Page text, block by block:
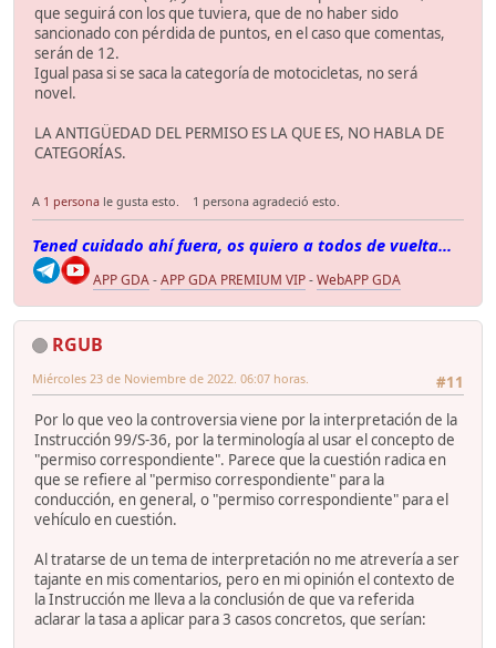
que seguirá con los que tuviera, que de no haber sido
sancionado con pérdida de puntos, en el caso que comentas,
serán de 12.
Igual pasa si se saca la categoría de motocicletas, no será
novel.
LA ANTIGÜEDAD DEL PERMISO ES LA QUE ES, NO HABLA DE
CATEGORÍAS.
A 1 persona le gusta esto. 1 persona agradeció esto.
Tened cuidado ahí fuera, os quiero a todos de vuelta...
APP GDA-APP GDA PREMIUM VIP-WebAPP GDA
RGUB
#11
Miércoles 23 de Noviembre de 2022. 06:07 horas.
Por lo que veo la controversia viene por la interpretación de la
Instrucción 99/S-36, por la terminología al usar el concepto de
"permiso correspondiente". Parece que la cuestión radica en
que se refiere al "permiso correspondiente" para la
conducción, en general, o "permiso correspondiente" para el
vehículo en cuestión.
Al tratarse de un tema de interpretación no me atrevería a ser
tajante en mis comentarios, pero en mi opinión el contexto de
la Instrucción me lleva a la conclusión de que va referida
aclarar la tasa a aplicar para 3 casos concretos, que serían: